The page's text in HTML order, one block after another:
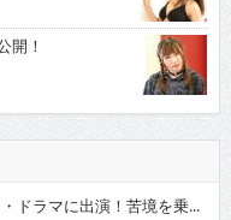
開！
ドラマに出演！苦境を乗...